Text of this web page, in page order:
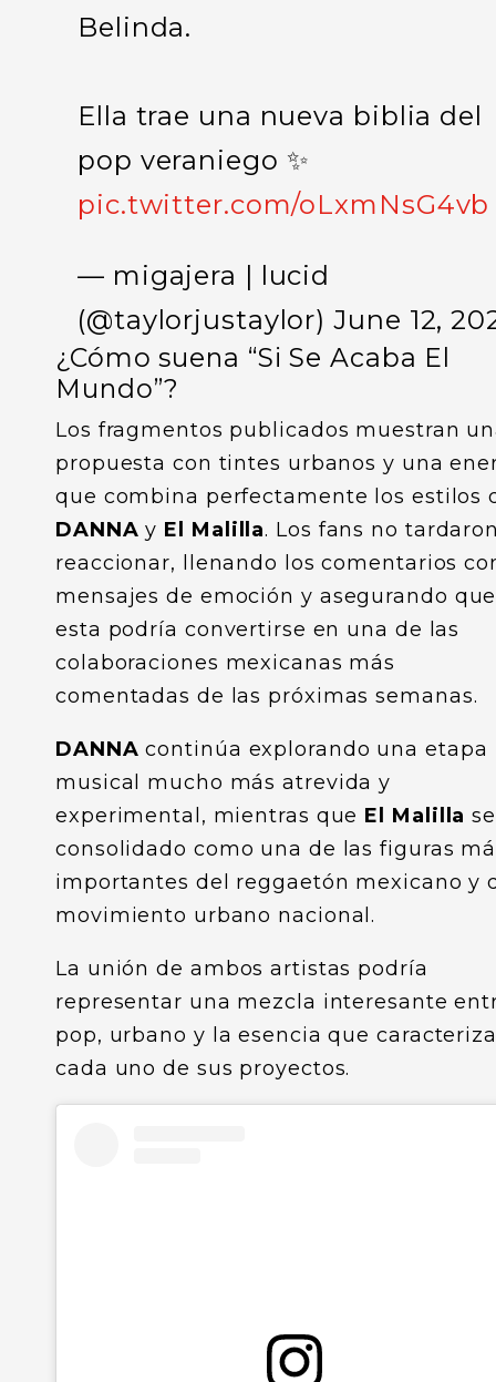
Belinda.
Ella trae una nueva biblia del
pop veraniego ✨
pic.twitter.com/oLxmNsG4vb
— migajera | lucid
(@taylorjustaylor)June 12,
¿Cómo suena “Si Se Acaba El
Mundo”?
Los fragmentos publicados muestran
propuesta con tintes urbanos y una
que combina perfectamente los estilos
DANNA y El Malilla. Los fans no
reaccionar, llenando los comentarios
mensajes de emoción y asegurando que
esta podría convertirse en una de las
colaboraciones mexicanas más
comentadas de las próximas semanas.
DANNA continúa explorando una etapa
musical mucho más atrevida y
experimental, mientras que El Malilla
consolidado como una de las figuras
importantes del reggaetón mexicano y
movimiento urbano nacional.
La unión de ambos artistas podría
representar una mezcla interesante
pop, urbano y la esencia que
cada uno de sus proyectos.